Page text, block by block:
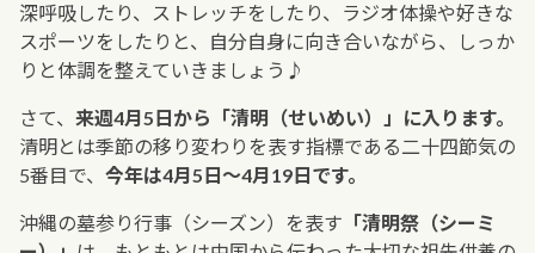
深呼吸したり、ストレッチをしたり、ラジオ体操や好きな
スポーツをしたりと、自分自身に向き合いながら、しっか
りと体調を整えていきましょう♪
さて、 来週4月5日から「清明（せいめい）」に入ります。
清明とは季節の移り変わりを表す指標である二十四節気の
5番目で、 今年は4月5日～4月19日です。
沖縄の墓参り行事（シーズン）を表す 「清明祭（シーミ